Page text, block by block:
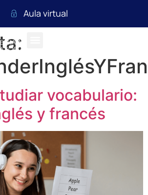
Aula virtual
vocabulario:
y francés